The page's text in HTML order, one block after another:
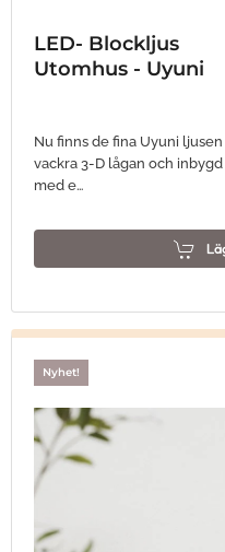
LED- Blockljus
Utomhus - Uyuni
Nu finns de fina Uyuni
vackra 3-D lågan och
med e…
Nyhet!